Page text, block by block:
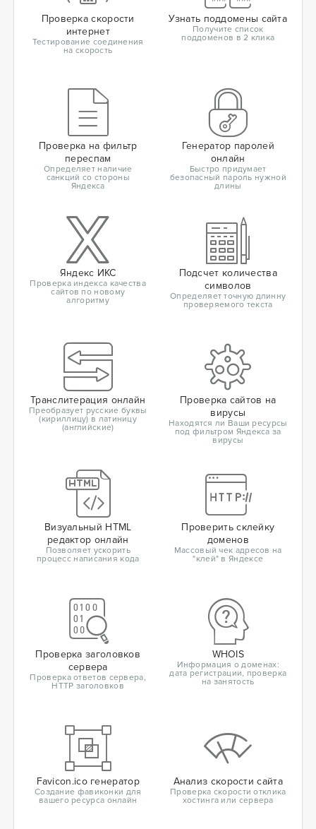
Проверка скорости
интернет
Тестирование соединения
на скорость
Узнать поддомены сайта
Получите список
поддоменов в 2 клика
Проверка на фильтр
переспам
Определяет наличие
санкций со стороны
Яндекса
Генератор паролей
онлайн
Быстро придумает
безопасный пароль нужной
длины
Яндекс ИКС
Проверка индекса качества
сайтов по новому
алгоритму
Подсчет количества
символов
Определяет точную длинну
проверяемого текста
Транслитерация онлайн
Преобразует русские буквы
(кириллицу) в латиницу
(английские)
Проверка сайтов на
вирусы
Находятся ли Ваши ресурсы
под фильтром Яндекса за
вирусы
Визуальный HTML
редактор онлайн
Позволяет ускорить
процесс написания кода
Проверить склейку
доменов
Массовый чек адресов на
"клей" в Яндексе
Проверка заголовков
сервера
Проверка ответов сервера,
HTTP заголовков
WHOIS
Информация о доменах:
дата регистрации, проверка
на занятость
Favicon.ico генератор
Создание фавиконки для
вашего ресурса онлайн
Анализ скорости сайта
Проверка скорости отклика
хостинга или сервера